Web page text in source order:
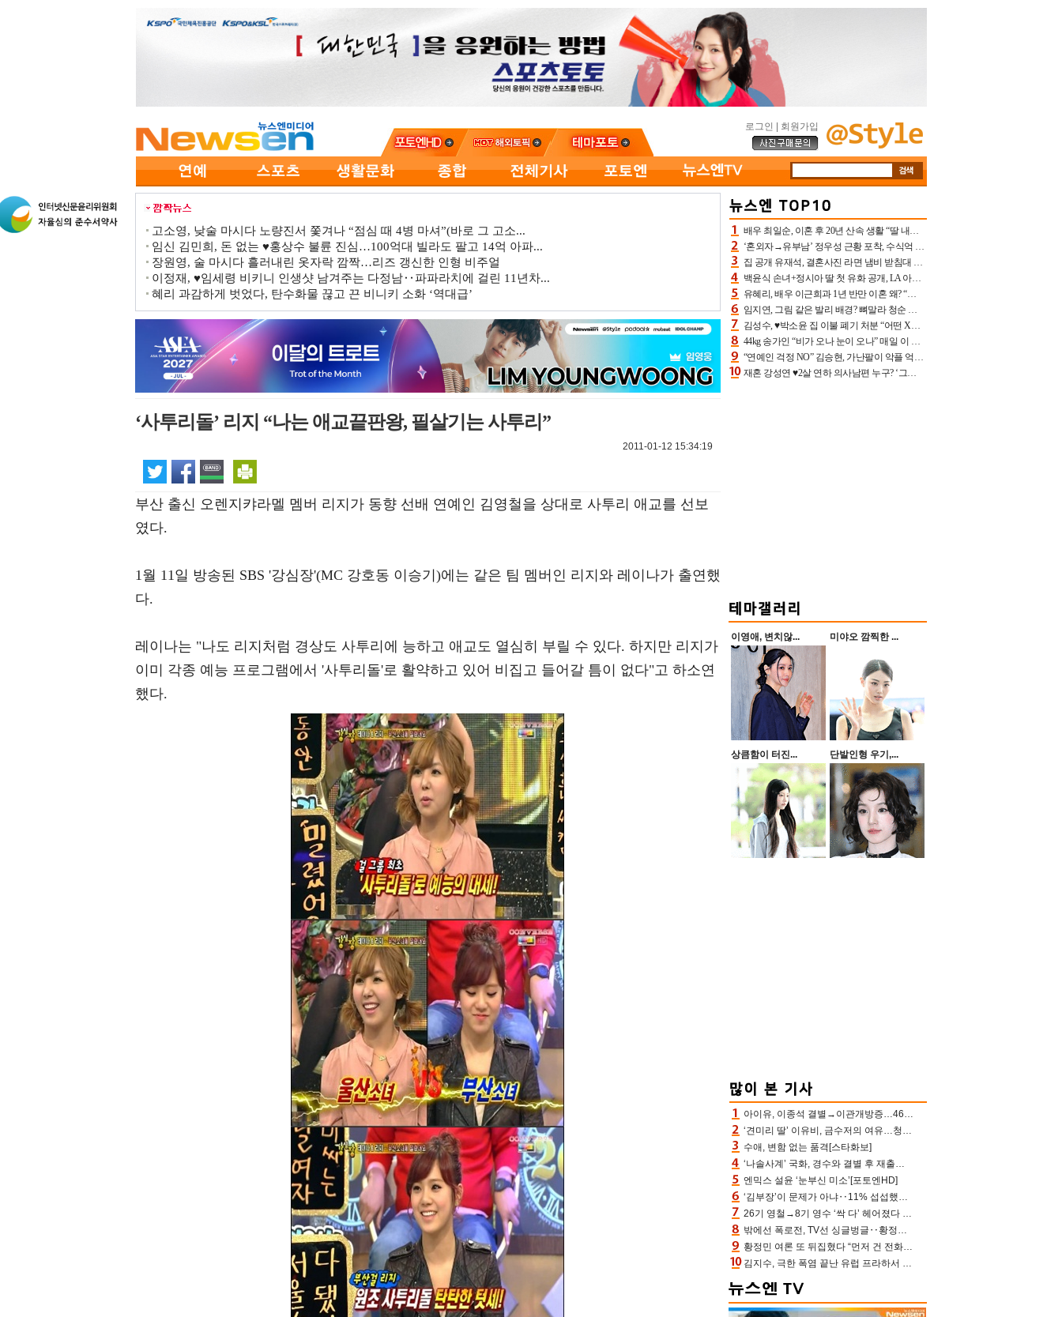
로그인 회원가입
고소영, 낮술 마시다 노량진서 쫓겨나 “점심 때 4병 마셔”(바로 그 고소...
임신 김민희, 돈 없는 ♥홍상수 불륜 진심…100억대 빌라도 팔고 14억 아파...
장원영, 술 마시다 흘러내린 옷자락 깜짝…리즈 갱신한 인형 비주얼
이정재, ♥임세령 비키니 인생샷 남겨주는 다정남‥파파라치에 걸린 11년차...
혜리 과감하게 벗었다, 탄수화물 끊고 끈 비니키 소화 ‘역대급’
‘사투리돌’ 리지 “나는 애교끝판왕, 필살기는 사투리”
2011-01-12 15:34:19
부산 출신 오렌지캬라멜 멤버 리지가 동향 선배 연예인 김영철을 상대로 사투리 애교를 선보
였다.
1월 11일 방송된 SBS '강심장'(MC 강호동 이승기)에는 같은 팀 멤버인 리지와 레이나가 출연했
다.
레이나는 "나도 리지처럼 경상도 사투리에 능하고 애교도 열심히 부릴 수 있다. 하지만 리지가
이미 각종 예능 프로그램에서 '사투리돌'로 활약하고 있어 비집고 들어갈 틈이 없다"고 하소연
했다.
배우 최일순, 이혼 후 20년 산속 생활 “딸 내가 버렸다고 원망‥맘 아파”(특종)[어제TV]
‘혼외자→유부남’ 정우성 근황 포착, 수식억 해킹 피해 후배 만났다 “존경하는”
집 공개 유재석, 결혼사진 라면 냄비 받침대 되고 분노‥가족사진도 피해(놀뭐)[어제TV]
백윤식 손녀+정시아 딸 첫 유화 공개, LA 아트쇼→서울국제조각페스타 작가다운 수준급 실력
유혜리, 배우 이근희과 1년 반만 이혼 왜? “식칼 꽂고 의자 던져” 충격 폭로(특종)[어제TV]
임지연, 그림 같은 발리 배경? 뼈말라 청순 비키니 핏에 상대 안 되네
김성수, ♥박소윤 집 이불 폐기 처분 “어떤 X이랑 썼을지 몰라” 질투(신랑수업2)[어제TV]
44kg 송가인 “비가 오나 눈이 오나” 매일 이 운동, 허벅지 근육량 상승+체지방 감소
“연예인 걱정 NO” 김승현, 가난팔이 악플 억울할만‥아내+딸과 日 여행
재혼 강성연 ♥2살 연하 의사남편 누구? ‘그알’ 자문의에 훈남 비주얼 초엘리트 스펙 [종합]
이영애, 변치않... 미야오 깜찍한 ...
상큼함이 터진... 단발인형 우기,...
아이유, 이종석 결별→이관개방증…46장 꽉 채운 유애나 ♥ “열심히 사는 중”
‘견미리 딸’ 이유비, 금수저의 여유…청순 미모에 반전 슬림 라인
수애, 변함 없는 품격[스타화보]
‘나솔사계’ 국화, 경수와 결별 후 재출연…첫인상 3표 몰표
엔믹스 설윤 ‘눈부신 미소’[포토엔HD]
‘김부장’이 문제가 아냐‥11% 섭섭했던 ‘재벌X형사2’ 돈·빽 총동원해 컴백 [TV보고서]
26기 영철→8기 영수 ‘싹 다’ 헤어졌다 ‘나솔사계’ 충격의 현커 0쌍 (촌장TV)
밖에선 폭로전, TV선 싱글벙글‥황정민 ‘틈만 나면’ 출연, 피로감은 시청자 몫
황정민 여론 또 뒤집혔다 “먼저 건 전화 62통, 그만 연락해” vs 女팬 “녹취 다 올려” 진흙탕 싸움
김지수, 극한 폭염 끝난 유럽 프라하서 쾌적한 여름나기 “선풍기만으로 지내”